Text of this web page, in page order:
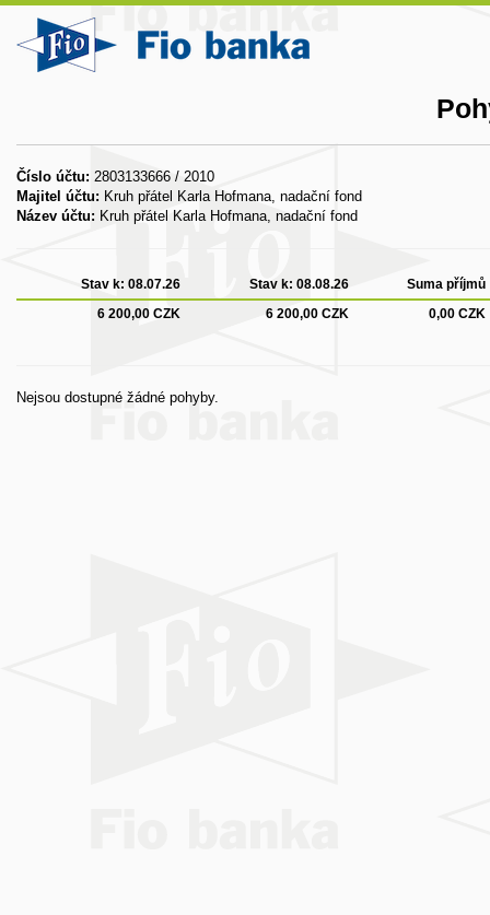
Číslo účtu: 2803133666 / 2010
Majitel účtu: Kruh přátel Karla Hofmana, nadační fond
Název účtu: Kruh přátel Karla Hofmana, nadační fond
Stav k: 08.07.26 Stav k: 08.08.26
Suma příjmů
6 200,00 CZK
6 200,00 CZK 0,00 CZK
Nejsou dostupné žádné pohyby.